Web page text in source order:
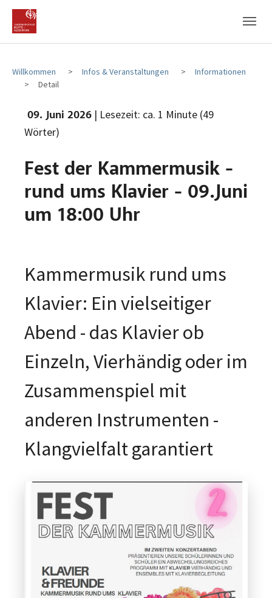
Zum Hauptinhalt
Zum Fußbereich
Willkommen Infos & Veranstaltungen
Informationen
Detail
09. Juni 2026 | Lesezeit: ca. 1 Minute (49
Wörter)
Fest der Kammermusik -
rund ums Klavier - 09.Juni
um 18:00 Uhr
Kammermusik rund ums
Klavier: Ein vielseitiger
Abend - das Klavier ob
Einzeln, Vierhändig oder im
Zusammenspiel mit
anderen Instrumenten -